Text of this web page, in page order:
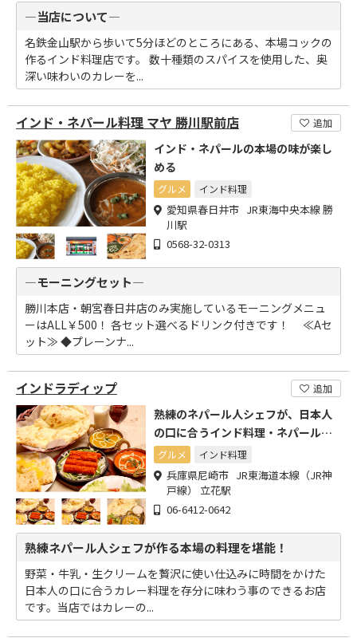
―当店について―
名鉄金山駅から歩いて5分ほどのところにある、本場コックの
作るインド料理店です。 数十種類のスパイスを使用した、奥
深い味わいのカレーを...
インド・ネパール料理 マヤ 勝川駅前店 追加
インド・ネパールの本場の味が楽し
める
グルメ インド料理
愛知県春日井市 JR東海中央本線 勝
川駅
0568-32-0313
―モーニングセット―
勝川本店・朝宮春日井店のみ実施しているモーニングメニュ
ーはALL￥500！ 各セット選べるドリンク付きです！ ≪Aセ
ット≫ ◆プレーンナ...
インドラディップ 追加
熟練のネパール人シェフが、日本人
の口に合うインド料理・ネパール料
理を提供する店
グルメ インド料理
兵庫県尼崎市 JR東海道本線（JR神
戸線） 立花駅
06-6412-0642
熟練ネパール人シェフが作る本場の料理を堪能！
野菜・牛乳・生クリームを贅沢に使い仕込みに時間をかけた
日本人の口に合うカレー料理を存分に味わう事のできるお店
です。当店ではカレーの...